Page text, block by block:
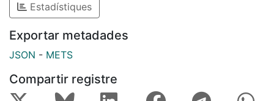
Estadístiques
Exportar metadades
JSON - METS
Compartir registre